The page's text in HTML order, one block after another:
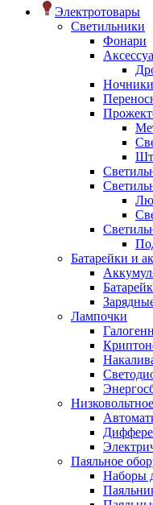
Электротовары
Светильники
Фонари
Ночники
Батарейки и
Лампочки
Паяльное
Наборы